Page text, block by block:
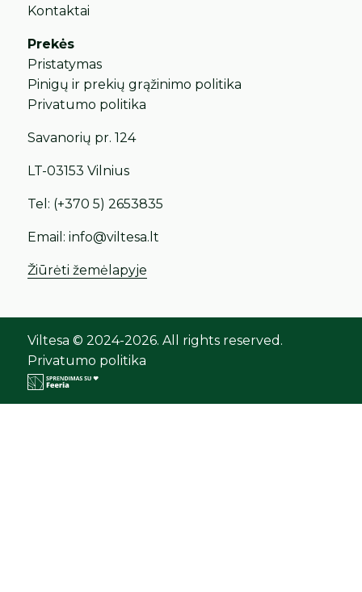
Kontaktai
Prekės
Pristatymas
Pinigų ir prekių grąžinimo politika
Privatumo politika
Savanorių pr. 124
LT-03153 Vilnius
Tel: (+370 5) 2653835
Email:info@viltesa.lt
Žiūrėti žemėlapyje
Viltesa © 2024-2026. All rights reserved.
Privatumo politika